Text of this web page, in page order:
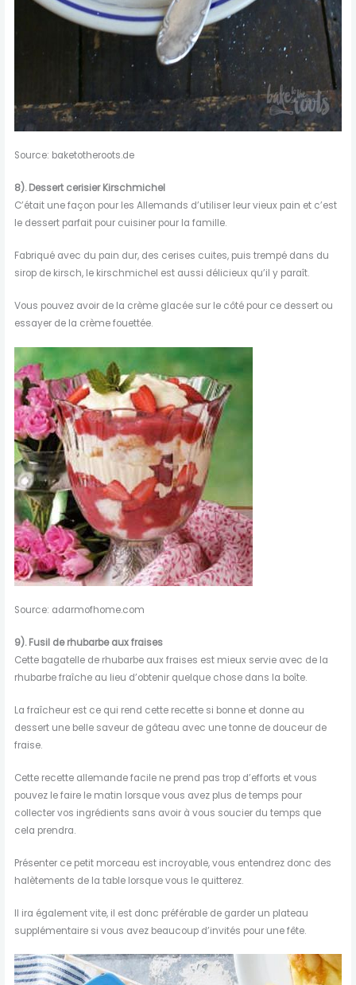
Source: baketotheroots.de
8).Dessert cerisier Kirschmichel
C’était une façon pour les Allemands d’utiliser leur vieux pain et c’est
le dessert parfait pour cuisiner pour la famille.
Fabriqué avec du pain dur, des cerises cuites, puis trempé dans du
sirop de kirsch, le kirschmichel est aussi délicieux qu’il y paraît.
Vous pouvez avoir de la crème glacée sur le côté pour ce dessert ou
essayer de la crème fouettée.
Source: adarmofhome.com
9).Fusil de rhubarbe aux fraises
Cette bagatelle de rhubarbe aux fraises est mieux servie avec de la
rhubarbe fraîche au lieu d’obtenir quelque chose dans la boîte.
La fraîcheur est ce qui rend cette recette si bonne et donne au
dessert une belle saveur de gâteau avec une tonne de douceur de
fraise.
Cette recette allemande facile ne prend pas trop d’efforts et vous
pouvez le faire le matin lorsque vous avez plus de temps pour
collecter vos ingrédients sans avoir à vous soucier du temps que
cela prendra.
Présenter ce petit morceau est incroyable, vous entendrez donc des
halètements de la table lorsque vous le quitterez.
Il ira également vite, il est donc préférable de garder un plateau
supplémentaire si vous avez beaucoup d’invités pour une fête.